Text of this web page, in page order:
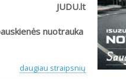
JUDU.lt
nuotrauka
daugiau straipsnių